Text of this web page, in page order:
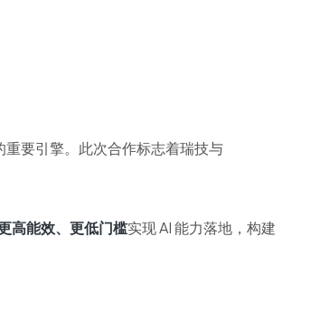
要引擎。此次合作标志着瑞技与
高能效、更低门槛实现 AI 能力落地，构建